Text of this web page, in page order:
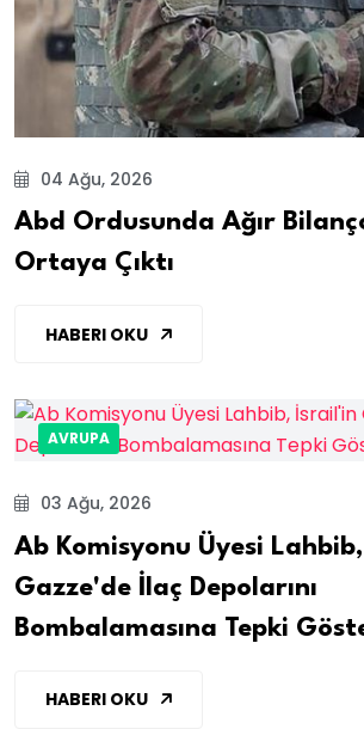
04 Ağu, 2026
Abd Ordusunda Ağır
Ortaya Çıktı
HABERI OKU
AVRUPA
03 Ağu, 2026
Ab Komisyonu Üyesi
Gazze'de İlaç Depolarını
Bombalamasına Tepki
HABERI OKU